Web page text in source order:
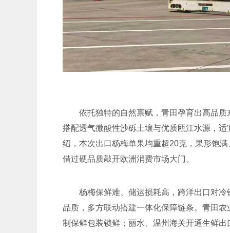
依托独特的自然禀赋，青田孕育出高品
搭配透气微酸性沙砾土壤与优质瓯江水源，
绍，本次出口杨梅单果均重超20克，果形饱
借过硬品质敲开欧洲消费市场大门。
杨梅保鲜难、储运损耗高，跨洋出口对
品质，多方联动搭建一体化保障链条。青田
制保鲜包装锁鲜；丽水、温州海关开通生鲜